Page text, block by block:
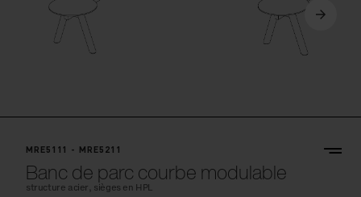
MRE5111 - MRE5211
Banc de parc courbe modulable
structure acier, sièges en HPL